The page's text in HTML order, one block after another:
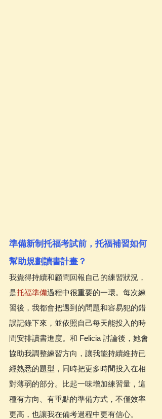
準備新制托福考試前，托福補習如何
幫助規劃讀書計畫？
我覺得持續和顧問回報自己的練習狀況，
是托福準備過程中很重要的一環。每次練
習後，我都會把遇到的問題和容易犯的錯
誤記錄下來，並依照自己每天能投入的時
間安排讀書進度。和 Felicia 討論後，她會
協助我調整練習方向，讓我能持續維持已
經熟悉的題型，同時把更多時間投入在相
對薄弱的部分。比起一味增加練習量，這
種有方向、有重點的準備方式，不僅效率
更高，也讓我在備考過程中更有信心。